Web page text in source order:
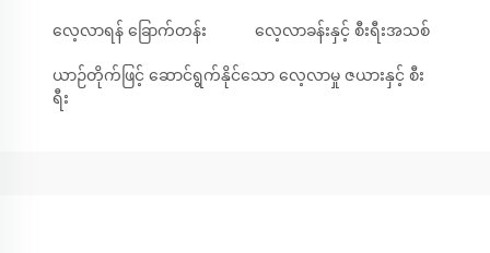
လေ့လာရန် ခြောက်တန်း လေ့လာခန်းနှင့် စီးရီးအသစ်
ယာဉ်တိုက်ဖြင့် ဆောင်ရွက်နိုင်သော လေ့လာမှု ဇယားနှင့် စီး
ရီး